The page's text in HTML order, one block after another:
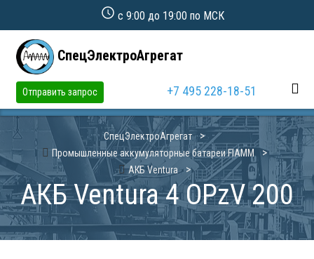
с 9:00 до 19:00 по МСК
СпецЭлектроАгрегат
Отправить запрос +7 495 228-18-51
СпецЭлектроАгрегат
Промышленные аккумуляторные батареи FIAMM
АКБ Ventura
АКБ Ventura 4 OPzV 200